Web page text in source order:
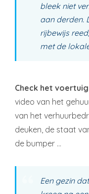
bleek niet
aan derden.
rijbewijs
met de
Check het
video van het
van het
deuken, de staat
de bumper …
Een gezin